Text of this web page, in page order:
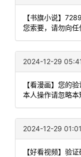
【书旗小说】
您索要，请勿向任
2024-12-29
【看漫画】您的
本人操作请忽略本
2024-12-29
【好看视频】验